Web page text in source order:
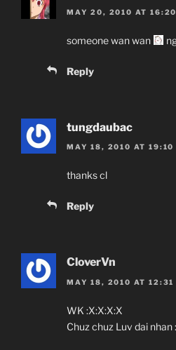
MAY 20, 2010 AT 16:20
someone wan wan
Reply
tungdaubac
MAY 18, 2010 AT 19:10
thanks cl
Reply
CloverVn
MAY 18, 2010 AT 12:31
WK :X:X:X:X
Chuz chuz Luv dai nhan